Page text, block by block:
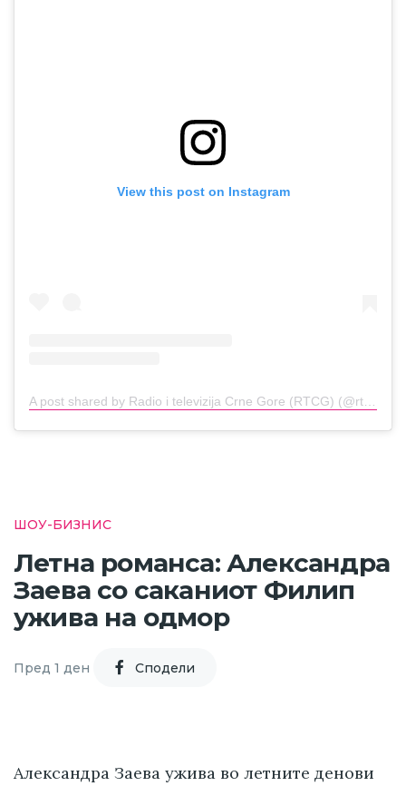
View this post on Instagram
ШОУ-БИЗНИС
Летна романса: Александра
Заева со саканиот Филип
ужива на одмор
Пред 1 ден Cподели
Александра Заева ужива во летните денови